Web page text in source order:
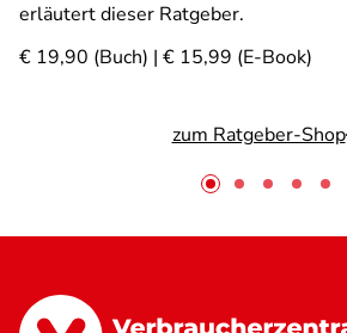
erläutert dieser Ratgeber.
€ 19,90 (Buch) | € 15,99 (E-Book)
zum Ratgeber-Shop